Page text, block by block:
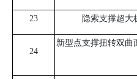
23 隐索支撑超大
24
新型点支撑扭转双曲